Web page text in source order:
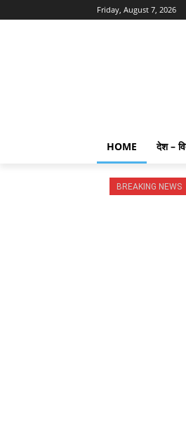
Friday, August 7, 2026
HOME देश –
BREAKING NEWS